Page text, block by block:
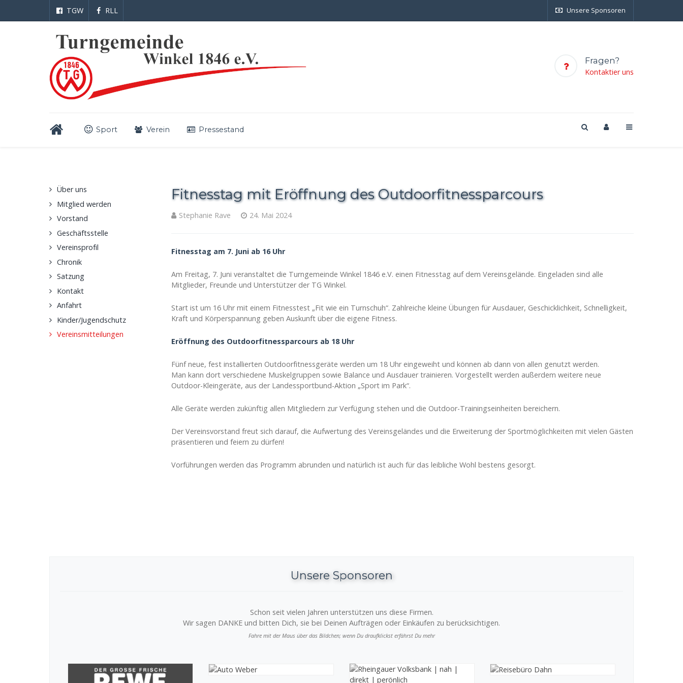
TGW RLL Unsere Sponsoren
Fragen?
Kontaktier uns
Sport Verein Pressestand
Über uns
Mitglied werden
Vorstand
Geschäftsstelle
Vereinsprofil
Chronik
Satzung
Kontakt
Anfahrt
Kinder/Jugendschutz
Vereinsmitteilungen
Fitnesstag mit Eröffnung des Outdoorfitnessparcours
Stephanie Rave 24. Mai 2024
Fitnesstag am 7. Juni ab 16 Uhr
Am Freitag, 7. Juni veranstaltet die Turngemeinde Winkel 1846 e.V. einen Fitnesstag auf dem Vereinsgelände. Eingeladen sind alle
Mitglieder, Freunde und Unterstützer der TG Winkel.
Start ist um 16 Uhr mit einem Fitnesstest „Fit wie ein Turnschuh“. Zahlreiche kleine Übungen für Ausdauer, Geschicklichkeit, Schnelligkeit,
Kraft und Körperspannung geben Auskunft über die eigene Fitness.
Eröffnung des Outdoorfitnessparcours ab 18 Uhr
Fünf neue, fest installierten Outdoorfitnessgeräte werden um 18 Uhr eingeweiht und können ab dann von allen genutzt werden.
Man kann dort verschiedene Muskelgruppen sowie Balance und Ausdauer trainieren. Vorgestellt werden außerdem weitere neue
Outdoor-Kleingeräte, aus der Landessportbund-Aktion „Sport im Park“.
Alle Geräte werden zukünftig allen Mitgliedern zur Verfügung stehen und die Outdoor-Trainingseinheiten bereichern.
Der Vereinsvorstand freut sich darauf, die Aufwertung des Vereinsgeländes und die Erweiterung der Sportmöglichkeiten mit vielen Gästen
präsentieren und feiern zu dürfen!
Vorführungen werden das Programm abrunden und natürlich ist auch für das leibliche Wohl bestens gesorgt.
Unsere Sponsoren
Schon seit vielen Jahren unterstützen uns diese Firmen.
Wir sagen DANKE und bitten Dich, sie bei Deinen Aufträgen oder Einkäufen zu berücksichtigen.
Fahre mit der Maus über das Bildchen; wenn Du draufklickst erfährst Du mehr